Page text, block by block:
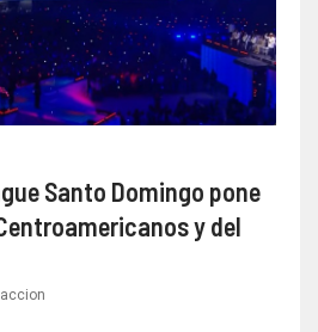
Santo Domingo pone
y del